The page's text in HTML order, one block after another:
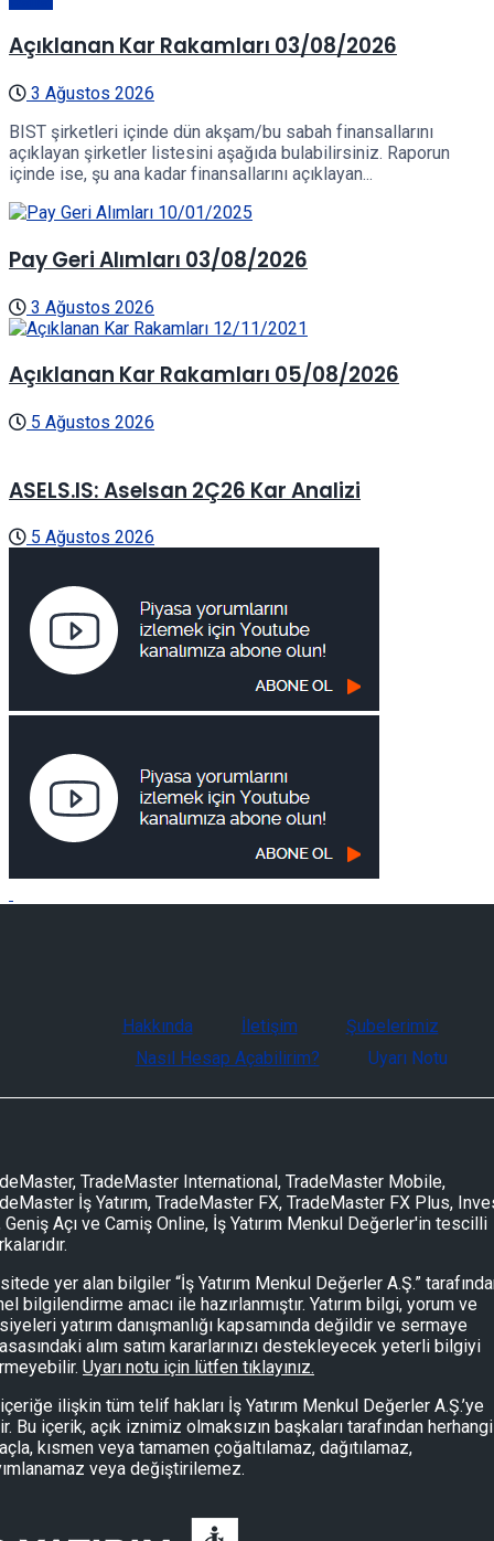
Açıklanan Kar Rakamları 03/08/2026
3 Ağustos 2026
BIST şirketleri içinde dün akşam/bu sabah finansallarını
açıklayan şirketler listesini aşağıda bulabilirsiniz. Raporun
içinde ise, şu ana kadar finansallarını açıklayan...
Pay Geri Alımları 03/08/2026
3 Ağustos 2026
Açıklanan Kar Rakamları 05/08/2026
5 Ağustos 2026
ASELS.IS: Aselsan 2Ç26 Kar Analizi
5 Ağustos 2026
Hakkında İletişim
Şubelerimiz
Nasıl Hesap Açabilirim?
Uyarı Notu
TradeMaster International, TradeMaster Mobile,
İş Yatırım, TradeMaster FX, TradeMaster FX Plus,
Geniş Açı ve Camiş Online, İş Yatırım Menkul Değerler'in tescilli
yer alan bilgiler “İş Yatırım Menkul Değerler A.Ş.”
bilgilendirme amacı ile hazırlanmıştır. Yatırım bilgi, yorum ve
yatırım danışmanlığı kapsamında değildir ve sermaye
alım satım kararlarınızı destekleyecek yeterli bilgiyi
Uyarı notu için lütfen tıklayınız.
ilişkin tüm telif hakları İş Yatırım Menkul Değerler A.Ş.’ye
Bu içerik, açık iznimiz olmaksızın başkaları tarafından
kısmen veya tamamen çoğaltılamaz, dağıtılamaz,
veya değiştirilemez.